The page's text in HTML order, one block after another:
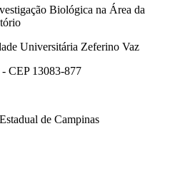
Biológica na Área da
Universitária Zeferino Vaz
CEP 13083-877
de Campinas